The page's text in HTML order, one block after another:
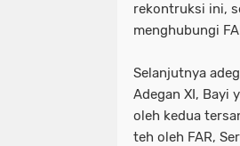
rekontruksi ini,
menghubungi
Selanjutnya
Adegan XI, Bayi
oleh kedua
teh oleh FAR,